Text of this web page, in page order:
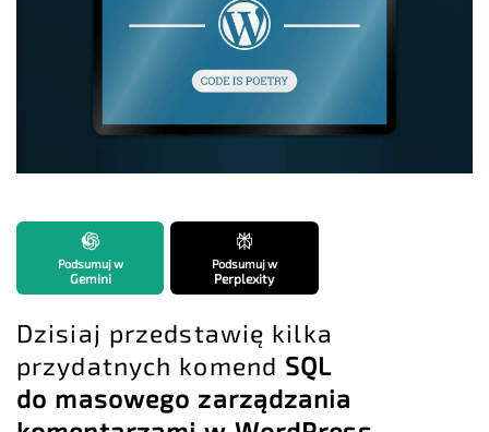
Podsumuj w
Gemini
Podsumuj w
Perplexity
Dzisiaj przedstawię kilka
przydatnych komend SQL
do masowego zarządzania